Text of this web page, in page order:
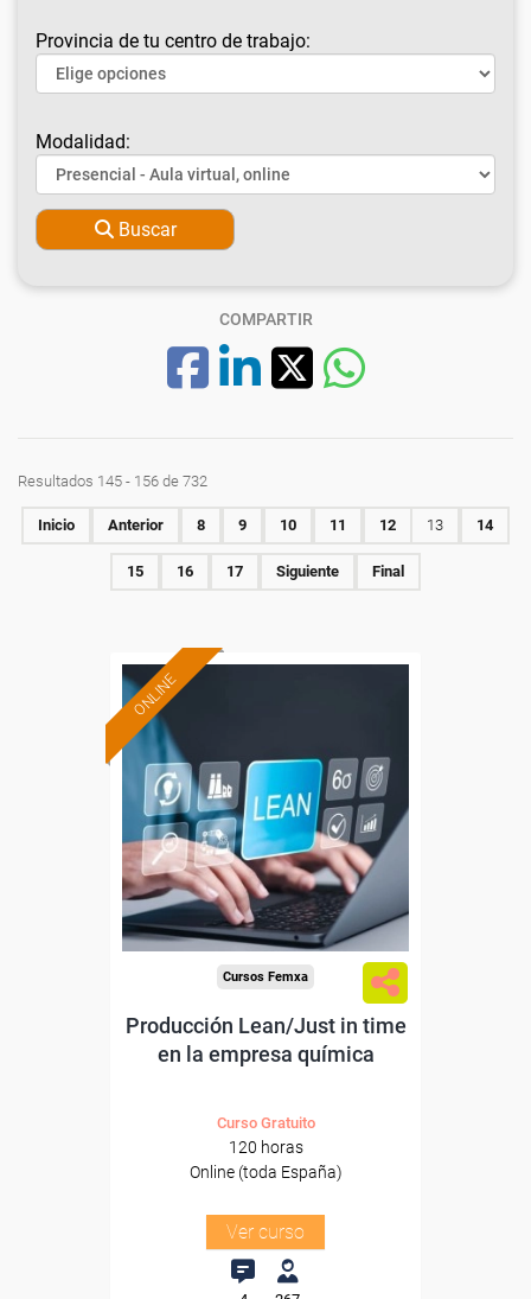
Provincia de tu centro de trabajo:
Modalidad:
Buscar
COMPARTIR
Resultados 145 - 156 de 732
Inicio Anterior 8 9 10 11 12 13 14
15 16 17 Siguiente Final
ONLINE
Para desempleados,
trabajadores y autónomos.
Sector
-Industria Química.
Cursos Femxa
Producción Lean/Just in time
en la empresa química
Curso Gratuito
120 horas
Online (toda España)
Ver curso